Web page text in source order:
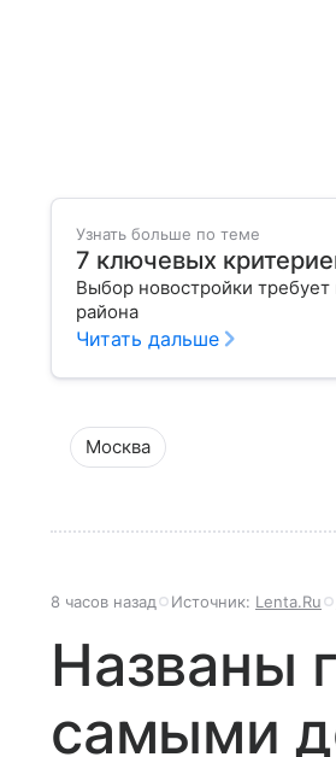
Узнать больше по теме
7 ключевых
Выбор новостройки
района
Читать дальше
Москва
8 часов назад Источник: Lenta.Ru
Названы
самыми